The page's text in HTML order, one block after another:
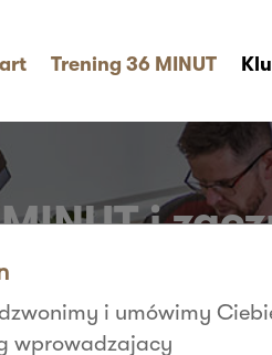
Trening 36 MINUT
i
i umówimy
wprowadzajacy